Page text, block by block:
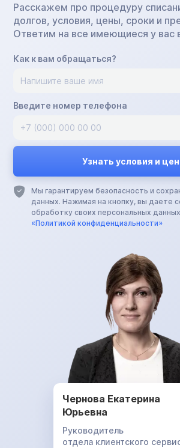
Расскажем про процедуру
долгов, условия, цены, сроки и
Ответим на все имеющиеся у вас
Как к вам обращаться?
Введите номер телефона
Мы гарантируем безопасность и
данных. Нажимая на кнопку, вы даете
обработку своих персональных
«Политикой конфиденциальности»
Чернова Екатерина
Юрьевна
Руководитель
отдела клиентского